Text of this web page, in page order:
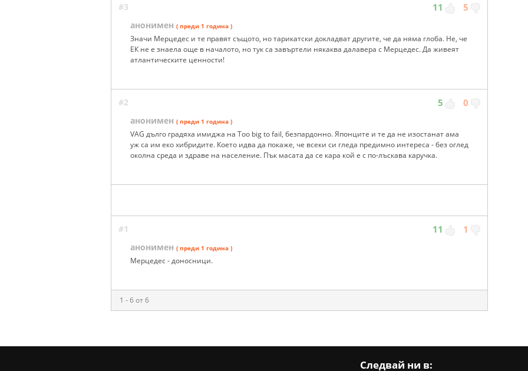
#3 11 5
анонимен ( преди 1 година )
Значи Мерцедес и те правят същото, но тарикатски докладват другите, че да няма глоба. Не, че
ЕК не е знаела още в началото, но тук са завъртели някаква далавера с Мерцедес. Да живеят
атлантическите ценности!
#2 5 0
анонимен ( преди 1 година )
VAG дълго градяха имиджа на Too big to fail, безпардонно. Японците и те да не изостанат ама
уж са им еко хибридите. Което идва да покаже, че всеки си гледа предимно интереса - без оглед
околна среда и здраве на население. Пък масата да се кара кой е с по-лъскава каручка.
#1 11 1
анонимен ( преди 1 година )
Мерцедес - доносници.
1 - 6 от 6
Следвай ни в: